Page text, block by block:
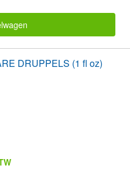
DRUPPELS (1 fl oz)